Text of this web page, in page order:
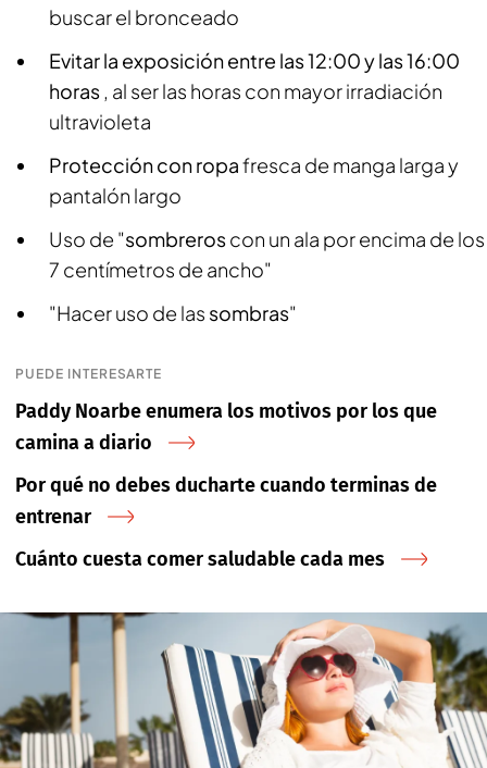
buscar el bronceado
Evitar la exposición entre las 12:00 y las 16:00
horas, al ser las horas con mayor irradiación
ultravioleta
Protección con ropafresca de manga larga y
pantalón largo
Uso de "sombreroscon un ala por encima de los
7 centímetros de ancho"
"Hacer uso de las sombras"
PUEDE INTERESARTE
Paddy Noarbe enumera los motivos por los que
camina a diario
Por qué no debes ducharte cuando terminas de
entrenar
Cuánto cuesta comer saludable cada mes